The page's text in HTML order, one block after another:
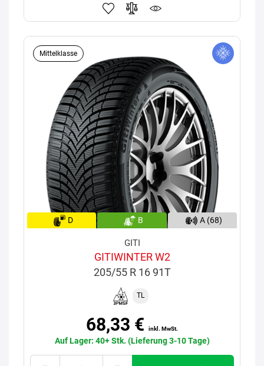
Mittelklasse
D B A (68)
GITI
GITIWINTER W2
205/55 R 16 91T
TL
68,33 € inkl. MwSt.
Auf Lager: 40+ Stk. (Lieferung 3-10 Tage)